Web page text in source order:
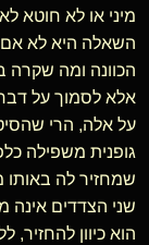
מיני או לא חוטא
השאלה היא לא אם
הכוונה ומה שקרה
אלא לסמוך על
על אלה, הרי
גופנית משפילה
שמחזיר לה באותו
שני הצדדים אינה
הוא כיוון